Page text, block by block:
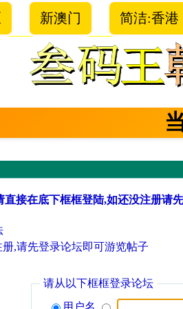
新澳门 简洁:香港
直接在底下框框登陆,如还没注册请
,请先登录论坛即可游览帖子
请从以下框框登录论坛
用户名